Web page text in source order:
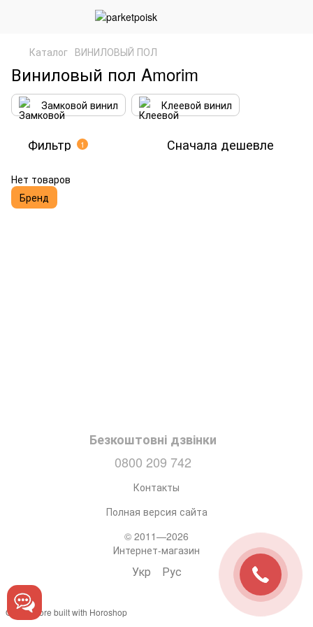
Каталог ВИНИЛОВЫЙ ПОЛ
Виниловый пол Amorim
Замковой винил Клеевой винил
Фильтр 1 Сначала дешевле
Нет товаров
Бренд
Безкоштовні дзвінки
0800 209 742
Контакты
Полная версия сайта
© 2011—2026
Интернет-магазин
Укр Рус
Online store built with Horoshop